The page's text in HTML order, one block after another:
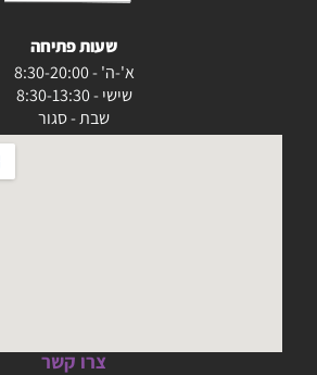
שעות פתיחה
א'-ה' - 8:30-20:00
שישי - 8:30-13:30
שבת - סגור
צרו קשר